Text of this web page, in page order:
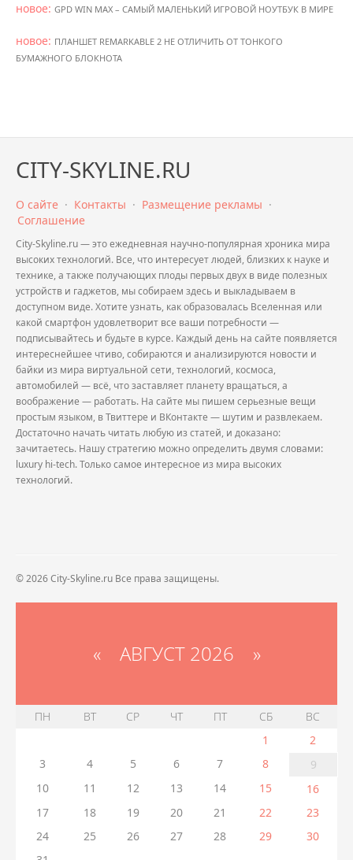
новое: GPD WIN MAX – САМЫЙ МАЛЕНЬКИЙ ИГРОВОЙ НОУТБУК В МИРЕ
новое: ПЛАНШЕТ REMARKABLE 2 НЕ ОТЛИЧИТЬ ОТ ТОНКОГО
БУМАЖНОГО БЛОКНОТА
CITY-SKYLINE.RU
О сайте · Контакты · Размещение рекламы ·
Соглашение
City-Skyline.ru — это ежедневная научно-популярная хроника мира
высоких технологий. Все, что интересует людей, близких к науке и
технике, а также получающих плоды первых двух в виде полезных
устройств и гаджетов, мы собираем здесь и выкладываем в
доступном виде. Хотите узнать, как образовалась Вселенная или
какой смартфон удовлетворит все ваши потребности —
подписывайтесь и будьте в курсе. Каждый день на сайте появляется
интереснейшее чтиво, собираются и анализируются новости и
байки из мира виртуальной сети, технологий, космоса,
автомобилей — всё, что заставляет планету вращаться, а
воображение — работать. На сайте мы пишем серьезные вещи
простым языком, в Твиттере и ВКонтакте — шутим и развлекаем.
Достаточно начать читать любую из статей, и доказано:
зачитаетесь. Нашу стратегию можно определить двумя словами:
luxury hi-tech. Только самое интересное из мира высоких
технологий.
© 2026 City-Skyline.ru Все права защищены.
«АВГУСТ 2026 »
ПН ВТ СР ЧТ ПТ СБ
ВС
1
2
3
4 5 6 7 8
9
10
11 12 13 14 15
16
17
18 19 20 21 22
23
24
25 26 27 28 29
30